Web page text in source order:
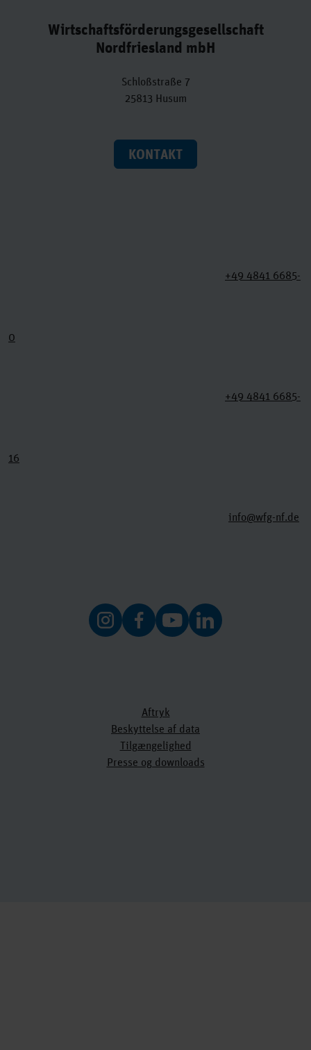
Wirtschaftsförderungsgesellschaft
Nordfriesland mbH
Schloßstraße 7
25813 Husum
KONTAKT
+49 4841 6685-
0
+49 4841 6685-
16
info@wfg-nf.de
Aftryk
Beskyttelse af data
Tilgængelighed
Presse og downloads